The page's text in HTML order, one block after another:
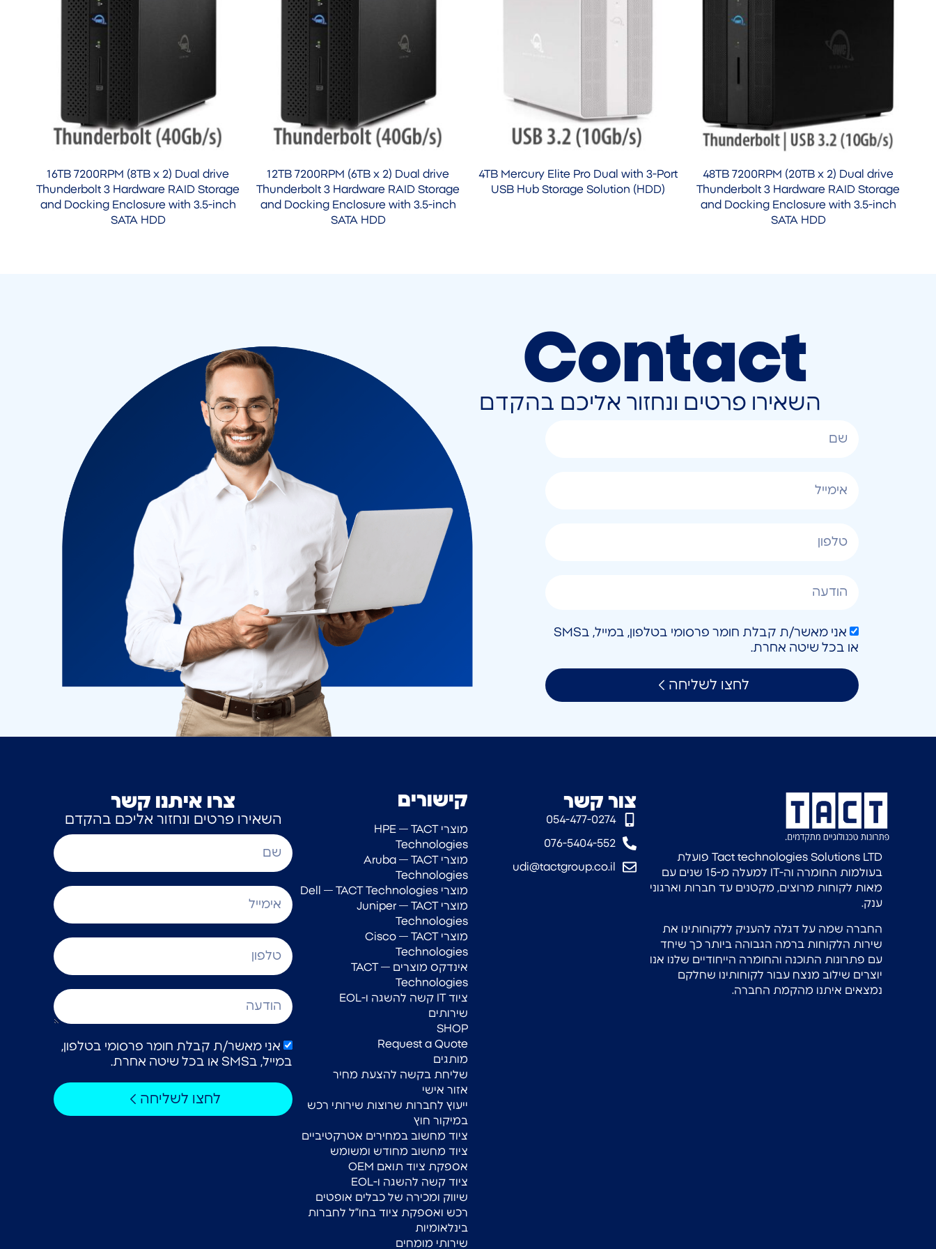
48TB 7200RPM (20TB x 2) Dual drive
Thunderbolt 3 Hardware RAID Storage
and Docking Enclosure with 3.5-inch
SATA HDD
4TB Mercury Elite Pro Dual with 3-Port
USB Hub Storage Solution (HDD)
12TB 7200RPM (6TB x 2) Dual drive
Thunderbolt 3 Hardware RAID Storage
and Docking Enclosure with 3.5-inch
SATA HDD
16TB 7200RPM (8TB x 2) Dual drive
Thunderbolt 3 Hardware RAID Storage
and Docking Enclosure with 3.5-inch
SATA HDD
Contact
השאירו פרטים ונחזור אליכם בהקדם
אני מאשר/ת קבלת חומר פרסומי בטלפון, במייל, בSMS
או בכל שיטה אחרת.
לחצו לשליחה
צרו איתנו קשר
השאירו פרטים ונחזור אליכם בהקדם
אני מאשר/ת קבלת חומר פרסומי בטלפון,
במייל, בSMS או בכל שיטה אחרת.
לחצו לשליחה
קישורים
מוצרי HPE — TACT
Technologies
מוצרי Aruba — TACT
Technologies
מוצרי Dell — TACT Technologies
מוצרי Juniper — TACT
Technologies
מוצרי Cisco — TACT
Technologies
אינדקס מוצרים — TACT
Technologies
ציוד IT קשה להשגה ו-EOL
שירותים
SHOP
Request a Quote
מותגים
שליחת בקשה להצעת מחיר
אזור אישי
ייעוץ לחברות שרוצות שירותי רכש
במיקור חוץ
ציוד מחשוב במחירים אטרקטיביים
ציוד מחשוב מחודש ומשומש
אספקת ציוד תואם OEM
ציוד קשה להשגה ו-EOL
שיווק ומכירה של כבלים אופטים
רכש ואספקת ציוד בחו”ל לחברות
בינלאומיות
שירותי מומחים
צור קשר
054-477-0274‎
076-5404-552
udi@tactgroup.co.il
Tact technologies Solutions LTD פועלת
בעולמות החומרה וה-IT למעלה מ-15 שנים עם
מאות לקוחות מרוצים, מקטנים עד חברות וארגוני
ענק.
החברה שמה על דגלה להעניק ללקוחותינו את
שירות הלקוחות ברמה הגבוהה ביותר כך שיחד
עם פתרונות התוכנה והחומרה הייחודיים שלנו אנו
יוצרים שילוב מנצח עבור לקוחותינו שחלקם
נמצאים איתנו מהקמת החברה.